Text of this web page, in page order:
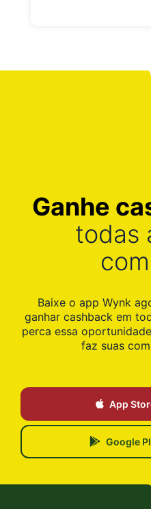
Ganhe
todas
Baixe o app Wynk
ganhar cashback em
perca essa
faz suas
App
Google